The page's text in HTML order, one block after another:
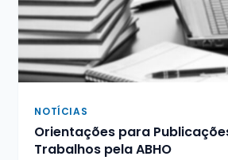
NOTÍCIAS
Orientações para
Trabalhos pela ABHO